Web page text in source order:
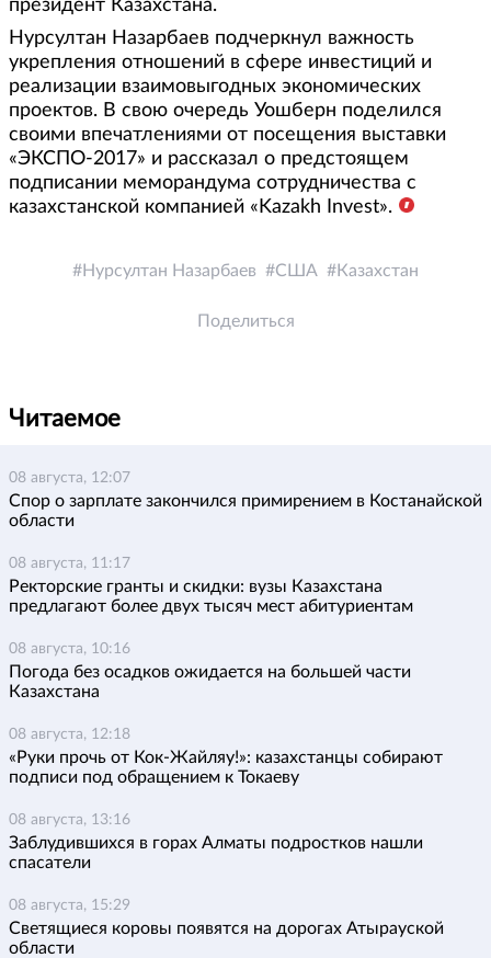
президент Казахстана.
Нурсултан Назарбаев подчеркнул важность
укрепления отношений в сфере инвестиций и
реализации взаимовыгодных экономических
проектов. В свою очередь Уошберн поделился
своими впечатлениями от посещения выставки
«ЭКСПО-2017» и рассказал о предстоящем
подписании меморандума сотрудничества с
казахстанской компанией «Kazakh Invest».
Нурсултан Назарбаев США Казахстан
Поделиться
Читаемое
08 августа, 12:07
Спор о зарплате закончился примирением в Костанайской
области
08 августа, 11:17
Ректорские гранты и скидки: вузы Казахстана
предлагают более двух тысяч мест абитуриентам
08 августа, 10:16
Погода без осадков ожидается на большей части
Казахстана
08 августа, 12:18
«Руки прочь от Кок-Жайляу!»: казахстанцы собирают
подписи под обращением к Токаеву
08 августа, 13:16
Заблудившихся в горах Алматы подростков нашли
спасатели
08 августа, 15:29
Светящиеся коровы появятся на дорогах Атырауской
области